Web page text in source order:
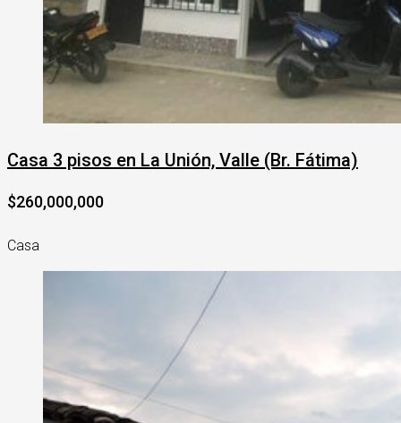
Casa 3 pisos en La Unión, Valle (Br. Fátima)
$260,000,000
Casa